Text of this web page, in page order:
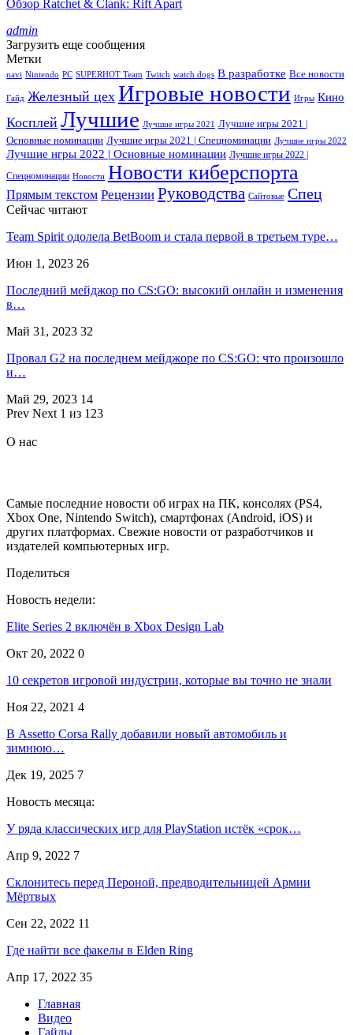
Обзор Ratchet & Clank: Rift Apart
admin
Загрузить еще сообщения
Метки
navi Nintendo PC SUPERHOT Team Twitch watch dogs В разработке Все новости
Гайд Железный цех Игровые новости Игры Кино
Косплей Лучшие Лучшие игры 2021
Лучшие игры 2021 |
Основные номинации Лучшие игры 2021 | Спецноминации Лучшие игры 2022
Лучшие игры 2022 | Основные номинации Лучшие игры 2022 |
Спецноминации Новости Новости киберспорта
Прямым текстом Рецензии Руководства Сайтовые Спец
Сейчас читают
Team Spirit одолела BetBoom и стала первой в третьем туре…
Июн 1, 2023 26
Последний мейджор по CS:GO: высокий онлайн и изменения
в…
Май 31, 2023 32
Провал G2 на последнем мейджоре по CS:GO: что произошло
и…
Май 29, 2023 14
Prev Next 1 из 123
О нас
Самые последние новости об играх на ПК, консолях (PS4,
Xbox One, Nintendo Switch), смартфонах (Android, iOS) и
других платформах. Свежие новости от разработчиков и
издателей компьютерных игр.
Поделиться
Новость недели:
Elite Series 2 включён в Xbox Design Lab
Окт 20, 2022 0
10 секретов игровой индустрии, которые вы точно не знали
Ноя 22, 2021 4
В Assetto Corsa Rally добавили новый автомобиль и
зимнюю…
Дек 19, 2025 7
Новость месяца:
У ряда классических игр для PlayStation истёк «срок…
Апр 9, 2022 7
Склонитесь перед Пероной, предводительницей Армии
Мёртвых
Сен 22, 2022 11
Где найти все факелы в Elden Ring
Апр 17, 2022 35
Главная
Видео